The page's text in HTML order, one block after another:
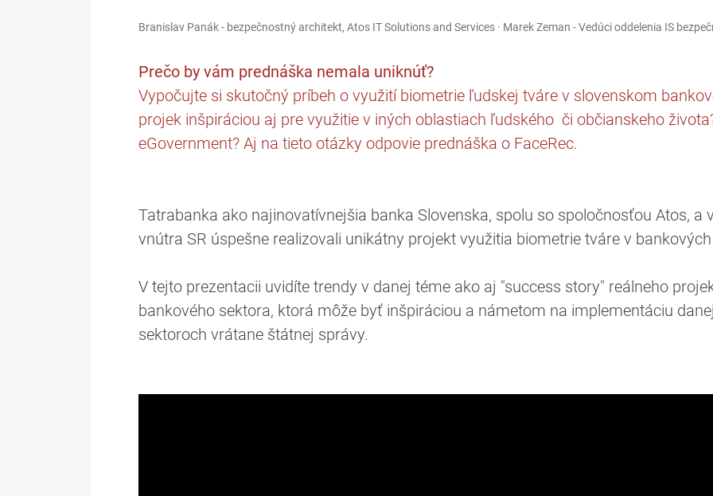
Branislav Panák - bezpečnostný architekt, Atos IT Solutions and Services · Marek Zeman - Vedúci oddelenia IS
Prečo by vám prednáška nemala uniknúť?
Vypočujte si skutočný príbeh o využití biometrie ľudskej tváre v slovenskom
projek inšpiráciou aj pre využitie v iných oblastiach ľudského či občianskeho
eGovernment? Aj na tieto otázky odpovie prednáška o FaceRec.
Tatrabanka ako najinovatívnejšia banka Slovenska, spolu so spoločnosťou Atos, a
vnútra SR úspešne realizovali unikátny projekt využitia biometrie tváre v
V tejto prezentacii uvidíte trendy v danej téme ako aj "success story" reálneho
bankového sektora, ktorá môže byť inšpiráciou a námetom na implementáciu
sektoroch vrátane štátnej správy.